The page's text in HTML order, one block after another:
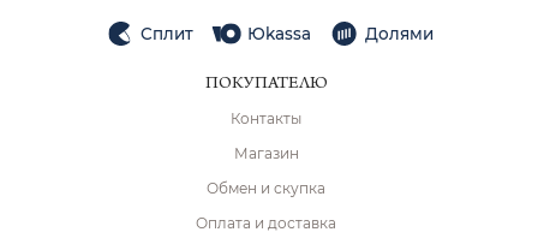
Сплит Юkassa Долями
ПОКУПАТЕЛЮ
Контакты
Магазин
Обмен и скупка
Оплата и доставка